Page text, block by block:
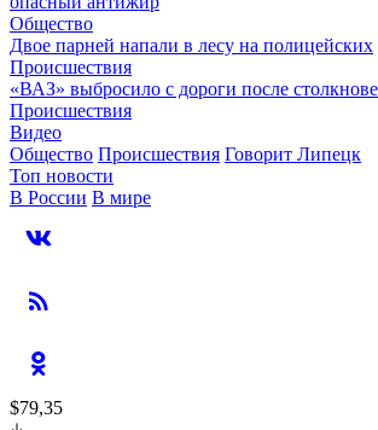
Общество
Двое парней напали в лесу на полицейских
Происшествия
«ВАЗ» выбросило с дороги после
Происшествия
Видео
Общество Происшествия Говорит Липецк
Топ новости
В России В мире
$79,35